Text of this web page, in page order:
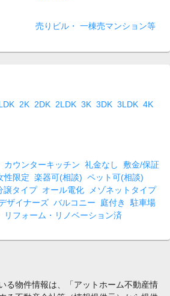
売りビル・ 一棟売マンション等
2K 2DK 2LDK 3K 3DK 3LDK 4K
カウンターキッチン 礼金なし
敷金/保証
性限定 楽器可(相談) ペット可(相談)
譲タイプ オール電化
メゾネットタイプ
ザイナーズ バルコニー 庭付き
駐車場
リフォーム・リノベーション済
る物件情報は、「アットホーム不動産情